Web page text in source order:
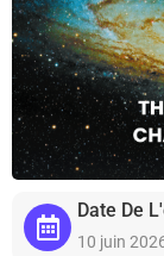
Date De
10 juin